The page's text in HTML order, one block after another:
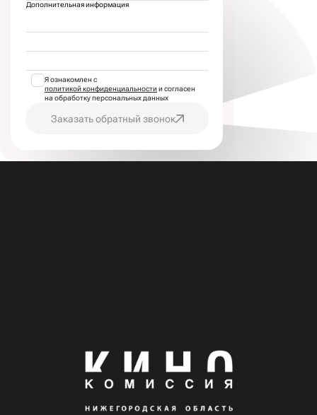
Дополнительная информация
Я ознакомлен с
политикой конфиденциальностии согласен
на обработку персональных данных
Заказать обратный звонок